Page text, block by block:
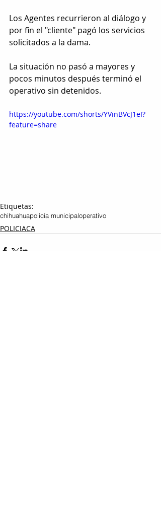
Los Agentes recurrieron al diálogo y
por fin el "cliente" pagó los servicios
solicitados a la dama.
La situación no pasó a mayores y
pocos minutos después terminó el
operativo sin detenidos.
https://youtube.com/shorts/YVinBVcJ1eI?
feature=share
Etiquetas:
chihuahuapolicía municipaloperativo
POLICIACA